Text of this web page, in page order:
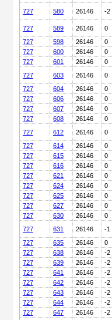
727 580 26146 -2
727 589 26146
0
727
598 26146
0
727
600 26146
0
727
601 26146
0
727
603 26146
0
727
604 26146
0
727
606 26146
0
727
607 26146
0
727
608 26146
0
727
612 26146
0
727
614 26146
0
727
615 26146
0
727
616 26146
0
727
621 26146
0
727
624 26146
0
727
625 26146
0
727
627 26146
0
727
630 26146
0
727
631 26146
-1
727
635 26146
0
727
638 26146
-2
727
639 26146
-2
727
641 26146
-2
727
642 26146
-2
727
643 26146
-2
727
644 26146
-2
727
647 26146
-2